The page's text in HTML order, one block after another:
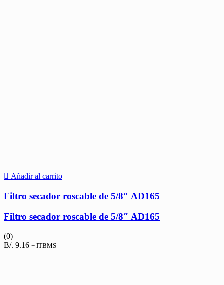
Añadir al carrito
Filtro secador roscable de 5/8″ AD165
Filtro secador roscable de 5/8″ AD165
(0)
B/. 9.16 + ITBMS